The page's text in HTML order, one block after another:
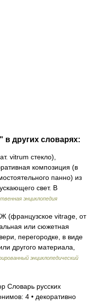
других словарях:
стекло),
композиция (в
панно) из
свет. В
энциклопедия
(французское vitrage, от
или сюжетная
перегородке, в виде
другого материала,
энциклопедический
Словарь русских
4 • декоративно